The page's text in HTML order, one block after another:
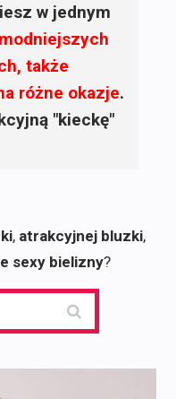
w jednym
także
różne okazje.
"kieckę"
, atrakcyjnej bluzki,
sexy bielizny?